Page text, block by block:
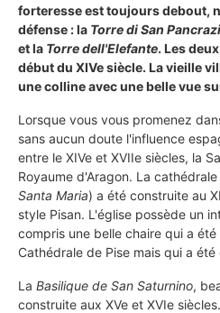
forteresse est toujours debout,
défense : la Torre di San
et la Torre dell'Elefante. Les
début du XIVe siècle. La vieille
une colline avec une belle vue
Lorsque vous vous promenez
sans aucun doute l'influence
entre le XIVe et XVIIe siècles, la
Royaume d'Aragon. La
Santa Maria) a été construite au
style Pisan. L'église possède un
compris une belle chaire qui a
Cathédrale de Pise mais qui a
La Basilique de San Saturnino,
construite aux XVe et XVIe